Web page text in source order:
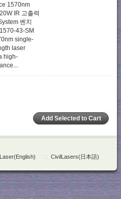
1570nm
IR 고출력
벤치
43-SM
single-
laser
high-
:: CivilLasers(日本語)